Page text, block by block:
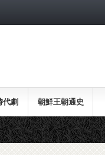
代劇 朝鮮王朝通史